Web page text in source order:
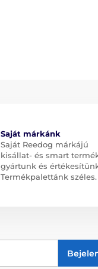
Saját márkánk
Saját Reedog márkájú
kisállat- és smart
gyártunk és
Termékpalettánk széles.